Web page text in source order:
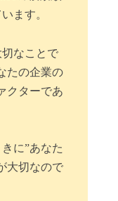
ます。
なことで
たの企業の
クターであ
に”あなた
大切なので